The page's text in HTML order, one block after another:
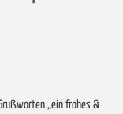
„ein frohes &